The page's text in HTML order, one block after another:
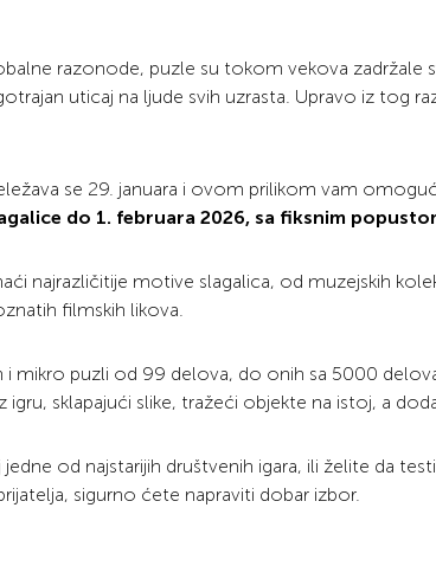
razonode, puzle su tokom vekova zadržale
uticaj na ljude svih uzrasta. Upravo iz tog
se 29. januara i ovom prilikom vam
do 1. februara 2026, sa fiksnim
najrazličitije motive slagalica, od muzejskih
filmskih likova.
i mikro puzli od 99 delova, do onih sa 5000
sklapajući slike, tražeći objekte na istoj, a
od najstarijih društvenih igara, ili želite da
sigurno ćete napraviti dobar izbor.